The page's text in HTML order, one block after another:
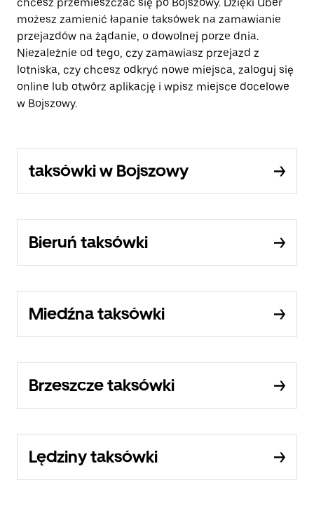
możesz zamienić łapanie taksówek na zamawianie
przejazdów na żądanie, o dowolnej porze dnia.
Niezależnie od tego, czy zamawiasz przejazd z
lotniska, czy chcesz odkryć nowe miejsca, zaloguj się
online lub otwórz aplikację i wpisz miejsce docelowe
w Bojszowy.
taksówki w Bojszowy
Bieruń taksówki
Miedźna taksówki
Brzeszcze taksówki
Lędziny taksówki